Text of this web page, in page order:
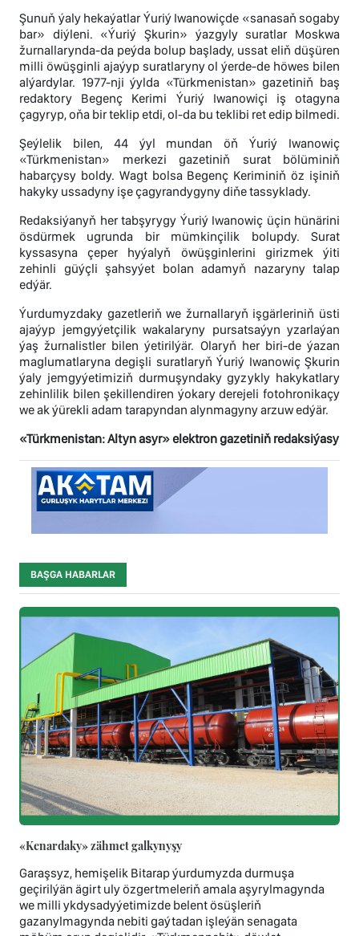
Şunuň ýaly hekaýatlar Ýuriý Iwanowiçde «sanasaň sogaby
bar» diýleni. «Ýuriý Şkurin» ýazgyly suratlar Moskwa
žurnallarynda-da peýda bolup başlady, ussat eliň düşüren
milli öwüşginli ajaýyp suratlaryny ol ýerde-de höwes bilen
alýardylar. 1977-nji ýylda «Türkmenistan» gazetiniň baş
redaktory Begenç Kerimi Ýuriý Iwanowiçi iş otagyna
çagyryp, oňa bir teklip etdi, ol-da bu teklibi ret edip bilmedi.
Şeýlelik bilen, 44 ýyl mundan öň Ýuriý Iwanowiç
«Türkmenistan» merkezi gazetiniň surat bölüminiň
habarçysy boldy. Wagt bolsa Begenç Keriminiň öz işiniň
hakyky ussadyny işe çagyrandygyny diňe tassyklady.
Redaksiýanyň her tabşyrygy Ýuriý Iwanowiç üçin hünärini
ösdürmek ugrunda bir mümkinçilik bolupdy. Surat
kyssasyna çeper hyýalyň öwüşginlerini girizmek ýiti
zehinli güýçli şahsyýet bolan adamyň nazaryny talap
edýär.
Ýurdumyzdaky gazetleriň we žurnallaryň işgärleriniň üsti
ajaýyp jemgyýetçilik wakalaryny pursatsaýyn yzarlaýan
ýaş žurnalistler bilen ýetirilýär. Olaryň her biri-de ýazan
maglumatlaryna degişli suratlaryň Ýuriý Iwanowiç Şkurin
ýaly jemgyýetimiziň durmuşyndaky gyzykly hakykatlary
zehinlilik bilen şekillendiren ýokary derejeli fotohronikaçy
we ak ýürekli adam tarapyndan alynmagyny arzuw edýär.
«Türkmenistan: Altyn asyr» elektron gazetiniň redaksiýasy
BAŞGA HABARLAR
«Kenardaky» zähmet galkynyşy
Garaşsyz, hemişelik Bitarap ýurdumyzda durmuşa
geçirilýän ägirt uly özgertmeleriň amala aşyrylmagynda
we milli ykdysadyýetimizde belent ösüşleriň
gazanylmagynda nebiti gaýtadan işleýän senagata